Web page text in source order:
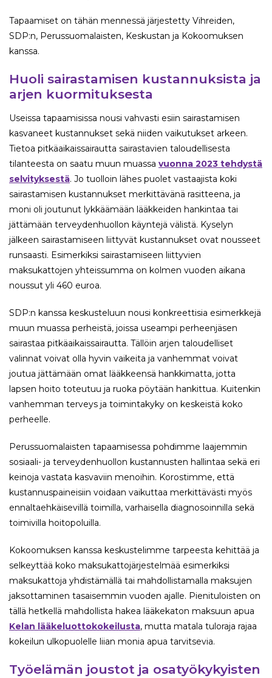
Tapaamiset on tähän mennessä järjestetty Vihreiden,
SDP:n, Perussuomalaisten, Keskustan ja Kokoomuksen
kanssa.
Huoli sairastamisen kustannuksista ja
arjen kuormituksesta
Useissa tapaamisissa nousi vahvasti esiin sairastamisen
kasvaneet kustannukset sekä niiden vaikutukset arkeen.
Tietoa pitkäaikaissairautta sairastavien taloudellisesta
tilanteesta on saatu muun muassa vuonna 2023 tehdystä
selvityksestä. Jo tuolloin lähes puolet vastaajista koki
sairastamisen kustannukset merkittävänä rasitteena, ja
moni oli joutunut lykkäämään lääkkeiden hankintaa tai
jättämään terveydenhuollon käyntejä välistä. Kyselyn
jälkeen sairastamiseen liittyvät kustannukset ovat nousseet
runsaasti. Esimerkiksi sairastamiseen liittyvien
maksukattojen yhteissumma on kolmen vuoden aikana
noussut yli 460 euroa.
SDP:n kanssa keskusteluun nousi konkreettisia esimerkkejä
muun muassa perheistä, joissa useampi perheenjäsen
sairastaa pitkäaikaissairautta. Tällöin arjen taloudelliset
valinnat voivat olla hyvin vaikeita ja vanhemmat voivat
joutua jättämään omat lääkkeensä hankkimatta, jotta
lapsen hoito toteutuu ja ruoka pöytään hankittua. Kuitenkin
vanhemman terveys ja toimintakyky on keskeistä koko
perheelle.
Perussuomalaisten tapaamisessa pohdimme laajemmin
sosiaali- ja terveydenhuollon kustannusten hallintaa sekä eri
keinoja vastata kasvaviin menoihin. Korostimme, että
kustannuspaineisiin voidaan vaikuttaa merkittävästi myös
ennaltaehkäisevillä toimilla, varhaisella diagnosoinnilla sekä
toimivilla hoitopoluilla.
Kokoomuksen kanssa keskustelimme tarpeesta kehittää ja
selkeyttää koko maksukattojärjestelmää esimerkiksi
maksukattoja yhdistämällä tai mahdollistamalla maksujen
jaksottaminen tasaisemmin vuoden ajalle. Pienituloisten on
tällä hetkellä mahdollista hakea lääkekaton maksuun apua
Kelan lääkeluottokokeilusta, mutta matala tuloraja rajaa
kokeilun ulkopuolelle liian monia apua tarvitsevia.
Työelämän joustot ja osatyökykyisten